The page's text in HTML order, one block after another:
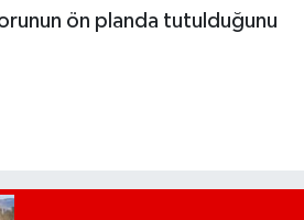
ön planda tutulduğunu